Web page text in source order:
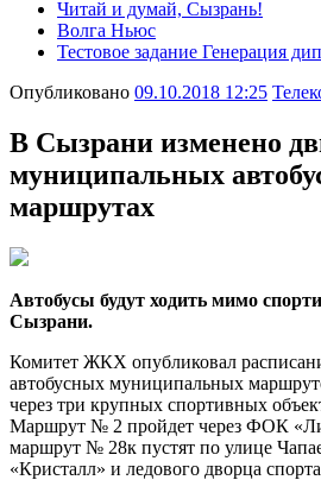
Читай и думай, Сызрань!
Волга Ньюс
Тестовое задание Генерация
Опубликовано 09.10.2018 12:25
В Сызрани изменено
муниципальных
маршрутах
Автобусы будут ходить мимо
Сызрани.
Комитет ЖКХ опубликовал
автобусных муниципальных
через три крупных спортивных
Маршрут № 2 пройдет через ФОК
маршрут № 28к пустят по улице
«Кристалл» и ледового дворца